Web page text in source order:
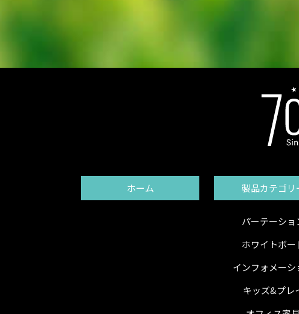
ホーム 製品カテゴリ
パーテーショ
ホワイトボー
インフォメーシ
キッズ&プレ